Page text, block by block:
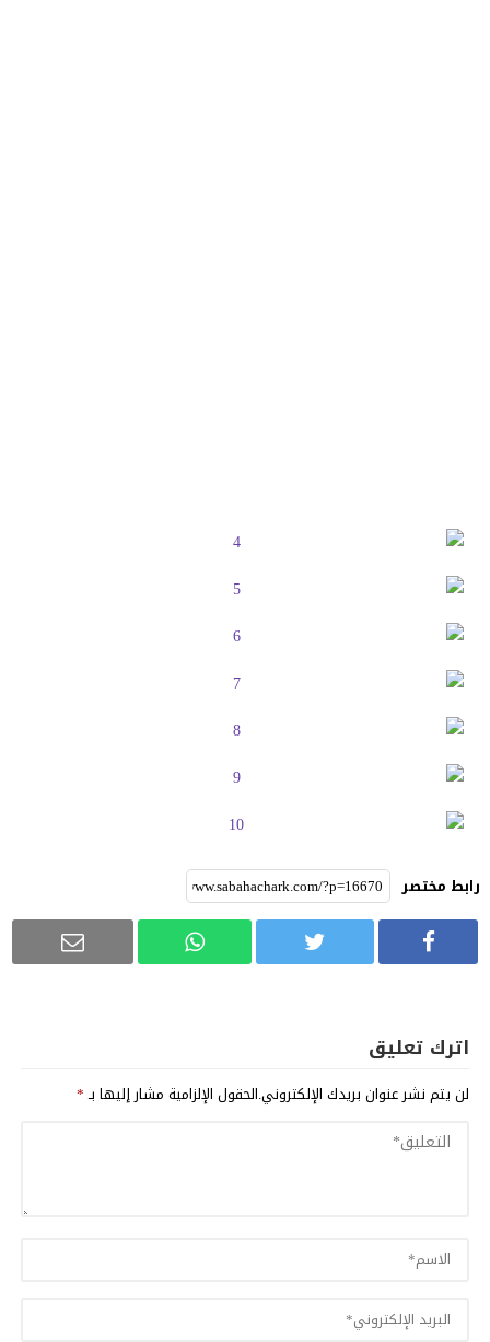
رابط مختصر
اترك تعليق
لن يتم نشر عنوان بريدك الإلكتروني.الحقول الإلزامية مشار إليها بـ*